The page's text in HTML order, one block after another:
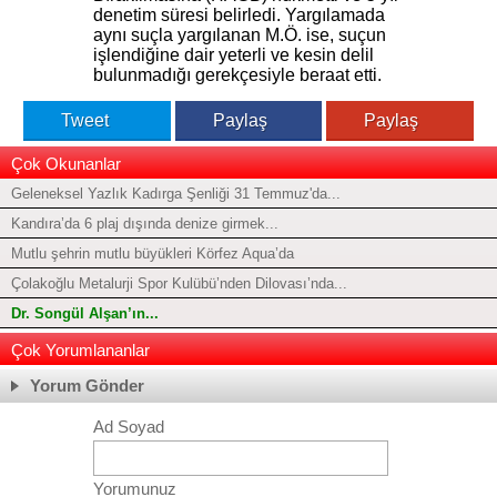
denetim süresi belirledi. Yargılamada
aynı suçla yargılanan M.Ö. ise, suçun
işlendiğine dair yeterli ve kesin delil
bulunmadığı gerekçesiyle beraat etti.
Tweet Paylaş Paylaş
Çok Okunanlar
Geleneksel Yazlık Kadırga Şenliği 31 Temmuz'da...
Kandıra’da 6 plaj dışında denize girmek...
Mutlu şehrin mutlu büyükleri Körfez Aqua’da
Çolakoğlu Metalurji Spor Kulübü’nden Dilovası’nda...
Dr. Songül Alşan’ın...
Çok Yorumlananlar
Yorum Gönder
Ad Soyad
Yorumunuz